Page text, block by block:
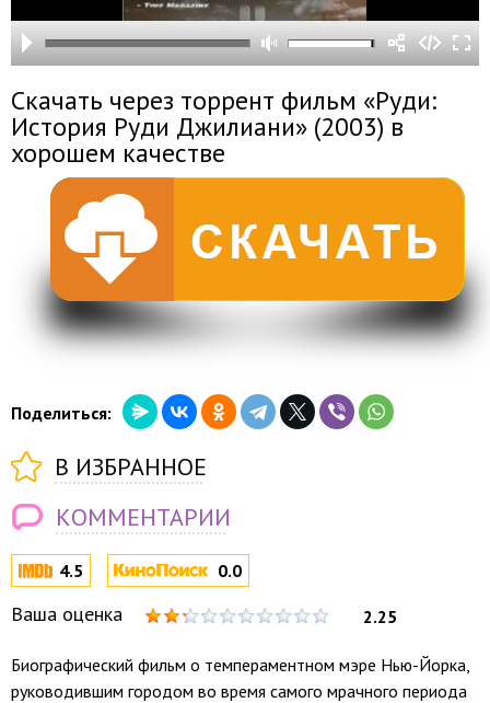
4.5 0.0
Ваша оценка 2.25
Биографический фильм о темпераментном мэре Нью-Йорка,
руководившим городом во время самого мрачного периода
Скачать через торрент фильм «Руди:
История Руди Джилиани» (2003) в
хорошем качестве
Поделиться:
В ИЗБРАННОЕ
КОММЕНТАРИИ